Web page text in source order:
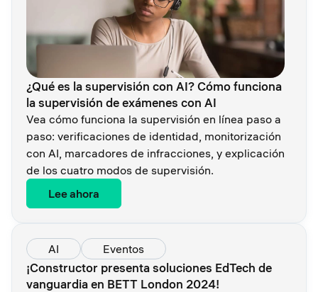
¿Qué es la supervisión con AI? Cómo funciona
la supervisión de exámenes con AI
Vea cómo funciona la supervisión en línea paso a
paso: verificaciones de identidad, monitorización
con AI, marcadores de infracciones, y explicación
de los cuatro modos de supervisión.
Lee ahora
AI Eventos
¡Constructor presenta soluciones EdTech de
vanguardia en BETT London 2024!